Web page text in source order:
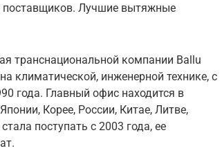
поставщиков. Лучшие вытяжные
транснациональной компании Ballu
климатической, инженерной технике, с
года. Главный офис находится в
Корее, России, Китае, Литве,
поступать с 2003 года, ее